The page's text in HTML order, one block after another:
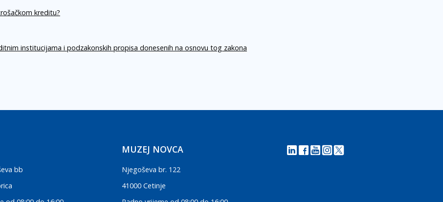
kreditu?
institucijama i podzakonskih propisa donesenih na osnovu tog zakona
bb
MUZEJ NOVCA
Njegoševa br. 122
41000 Cetinje